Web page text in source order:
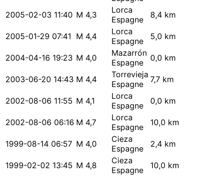
2005-02-03 11:40 M 4,3
Lorca
Espagne
8,4 km
2005-01-29 07:41 M 4,4
Lorca
Espagne
5,0 km
2004-04-16 19:23 M 4,0
Mazarrón
Espagne
0,0 km
2003-06-20 14:43 M 4,4
Torrevieja
Espagne
7,7 km
2002-08-06 11:55 M 4,1
Lorca
Espagne
0,0 km
2002-08-06 06:16 M 4,7
Lorca
Espagne
10,0 km
1999-08-14 06:57 M 4,0
Cieza
Espagne
2,4 km
1999-02-02 13:45 M 4,8
Cieza
Espagne
10,0 km